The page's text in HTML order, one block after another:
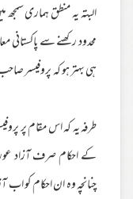
البتہ یہ منطق ہماری
محدود رکھنے سے پاکستانی
ہی بہتر ہو کہ پروفیسر
طرفہ یہ کہ اس مقام پر
کے احکام صرف آزاد
چنانچہ وہ ان احکام کو